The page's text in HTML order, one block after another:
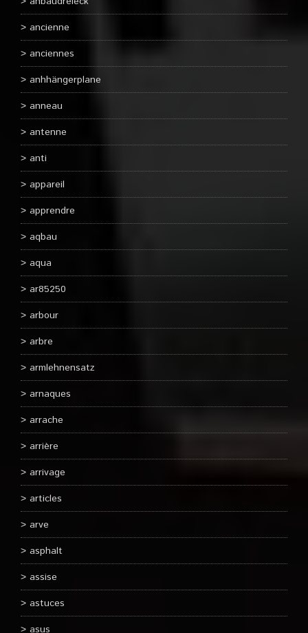
ancienne
anciennes
anhhängerplane
anneau
antenne
anti
appareil
apprendre
aqbau
aqua
ar85250
arbour
arbre
armlehnensatz
arnaques
arrache
arrière
arrivage
articles
arve
asphalt
assise
astuces
asus